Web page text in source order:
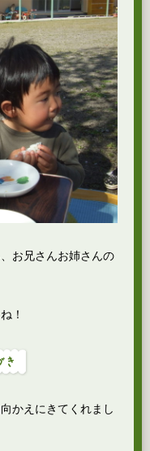
お兄さんお姉さんの
！
かえにきてくれまし